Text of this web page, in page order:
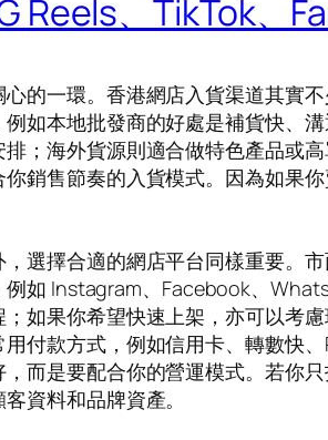
Reels、TikTok、
的一環。香港網店入貨渠道其實
如本地批發商的好處是補貨快、
；海外貨源則適合做特色產品或
銷售節奏的入貨模式。因為如果
選擇合適的網店平台同樣重要。
如 Instagram、Facebook、
如果你希望快速上架，亦可以考
付款方式，例如信用卡、轉數快
而是要配合你的營運模式。若你
資料和品牌資產。